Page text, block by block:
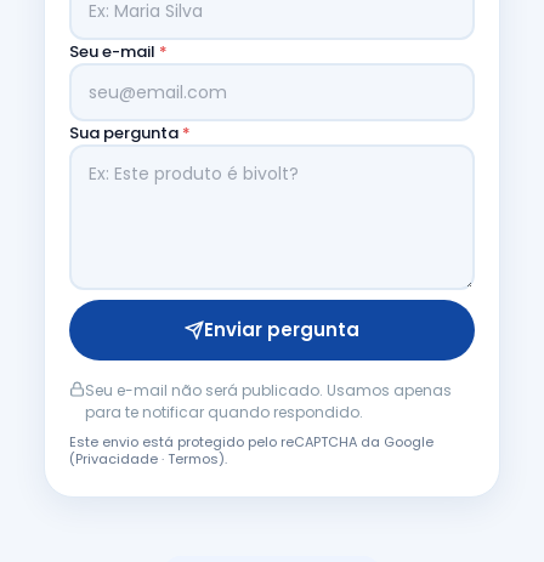
Seu e-mail *
Sua pergunta *
Enviar pergunta
Seu e-mail não será publicado. Usamos apenas
para te notificar quando respondido.
Este envio está protegido pelo reCAPTCHA da Google
(Privacidade·Termos).